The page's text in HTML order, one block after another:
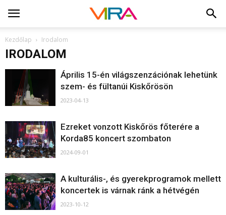
Kezdőlap Irodalom
IRODALOM
Április 15-én világszenzációnak lehetünk
szem- és fültanúi Kiskőrösön
2023-04-13
Ezreket vonzott Kiskőrös főterére a
Korda85 koncert szombaton
2024-09-01
A kulturális-, és gyerekprogramok mellett
koncertek is várnak ránk a hétvégén
2023-10-12